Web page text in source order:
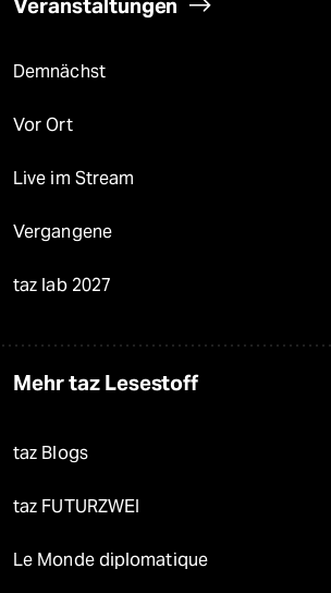
Demnächst
Vor Ort
Live im Stream
Vergangene
taz lab 2027
Mehr taz Lesestoff
taz Blogs
taz FUTURZWEI
Le Monde diplomatique